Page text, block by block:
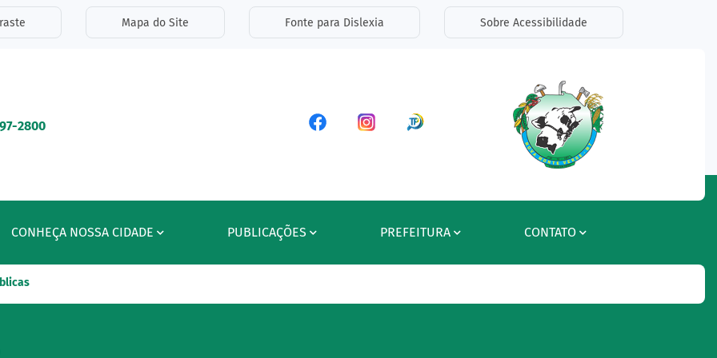
de acessibilidade
Mapa do Site Fonte para Dislexia Sobre Acessibilidade
2800 Acessar a Rede Social Facebook
Acessar a Rede Social Instagram
Acessar a Rede Social Radar
CONHEÇA NOSSA CIDADE PUBLICAÇÕES PREFEITURA CONTATO